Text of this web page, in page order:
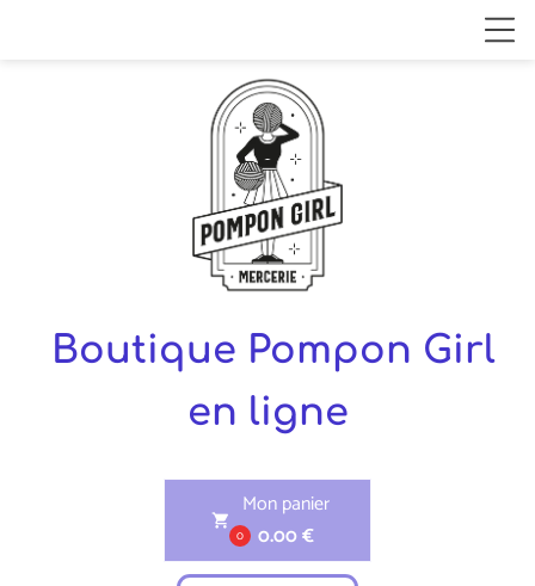
Boutique Pompon Girl
en ligne
shopping_cart
0
Mon panier
0.00 €